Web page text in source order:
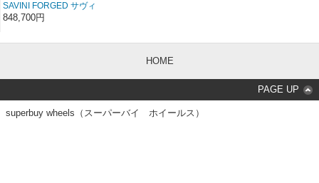
SAVINI FORGED サヴィ
ーニ フォージド XLT
848,700円
HOME
PAGE UP
superbuy wheels（スーパーバイ ホイールス）